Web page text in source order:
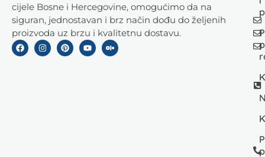
cijele Bosne i Hercegovine, omogućimo da na
siguran, jednostavan i brz način dođu do željenih
proizvoda uz brzu i kvalitetnu dostavu.